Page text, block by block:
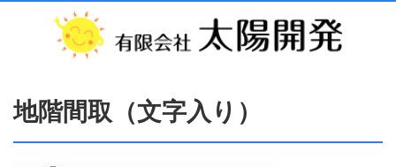
地階間取（文字入り）